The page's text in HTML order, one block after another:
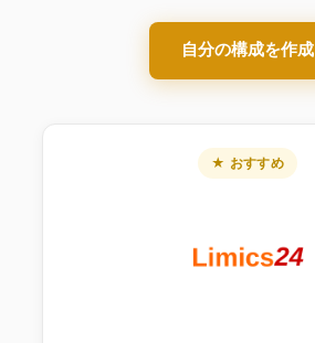
自分の構成を作成
★ おすすめ